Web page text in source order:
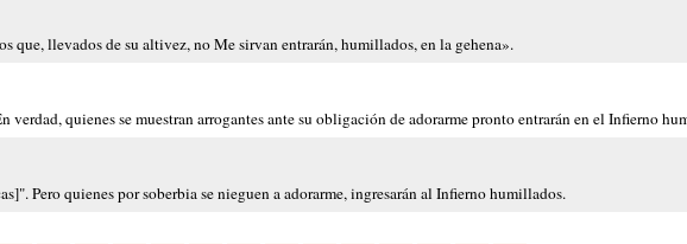
que, llevados de su altivez, no Me sirvan entrarán, humillados, en la gehena».
quienes se muestran arrogantes ante su obligación de adorarme pronto entrarán en el Infierno
Pero quienes por soberbia se nieguen a adorarme, ingresarán al Infierno humillados.